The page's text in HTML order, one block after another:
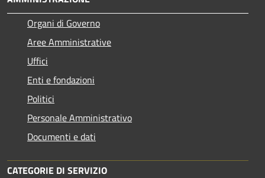
Organi di Governo
Aree Amministrative
Uffici
Enti e fondazioni
Politici
Personale Amministrativo
Documenti e dati
CATEGORIE DI SERVIZIO